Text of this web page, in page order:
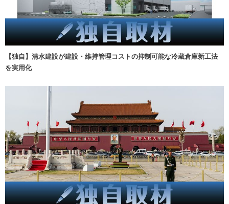
【独自】清水建設が建設・維持管理コストの抑制可能な冷蔵倉庫新工法
を実用化